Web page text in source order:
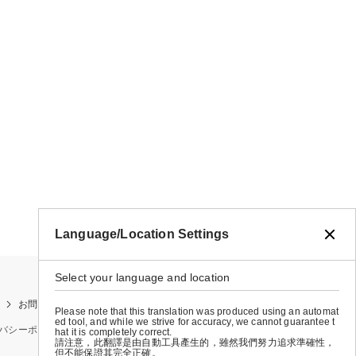
お問い合わせ
シーポリシー 特定商取引法に基づく表示 会社概要
Language/Location Settings
Select your language and location
Please note that this translation was produced using an automat
ed tool, and while we strive for accuracy, we cannot guarantee t
hat it is completely correct.
請注意，此翻譯是由自動工具產生的，雖然我們努力追求準確性，
但不能保證其完全正確。